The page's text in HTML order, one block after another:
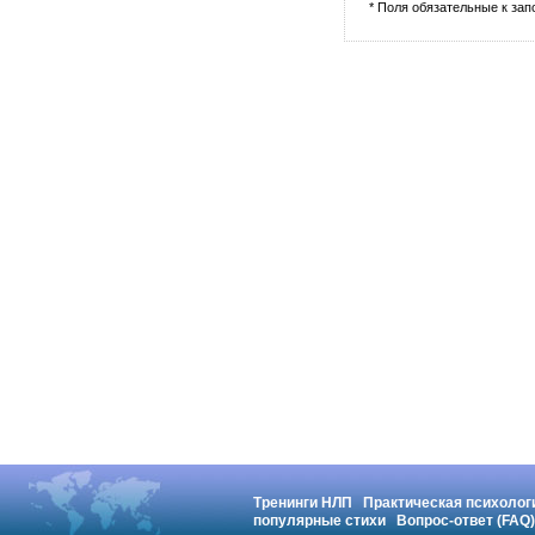
* Поля обязательные к
Тренинги НЛП
Практическая
популярные стихи
Вопрос-ответ (FAQ)